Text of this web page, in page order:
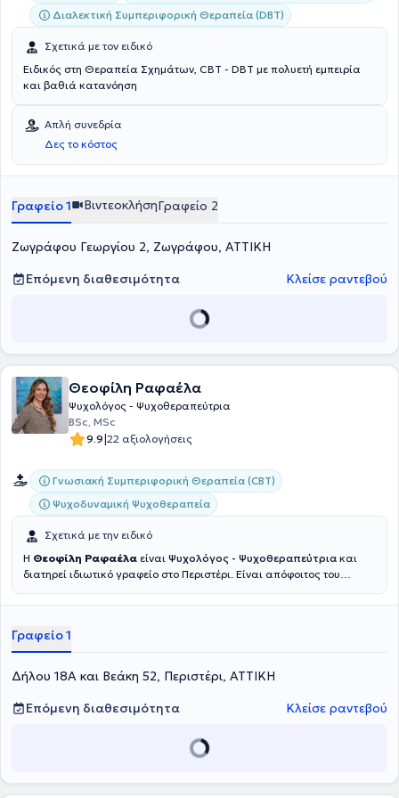
Κρίσεις Πανικού - Φοβίες.
Διαλεκτική Συμπεριφορική Θεραπεία (DBT)
Σχετικά με τον ειδικό
Ειδικός στη Θεραπεία Σχημάτων, CBT - DBT με πολυετή εμπειρία
και βαθιά κατανόηση
Απλή συνεδρία
Δες το κόστος
Γραφείο 1 ΒιντεοκλήσηΓραφείο 2
Ζωγράφου Γεωργίου 2, Ζωγράφου, ΑΤΤΙΚΗ
Επόμενη διαθεσιμότητα
Κλείσε ραντεβού
Θεοφίλη Ραφαέλα
Ψυχολόγος - Ψυχοθεραπεύτρια
BSc, MSc
9.9|22 αξιολογήσεις
Γνωσιακή Συμπεριφορική Θεραπεία (CBT)
Ψυχοδυναμική Ψυχοθεραπεία
Σχετικά με την ειδικό
Η Θεοφίλη Ραφαέλα είναι Ψυχολόγος - Ψυχοθεραπεύτρια και
διατηρεί ιδιωτικό γραφείο στο Περιστέρι. Είναι απόφοιτος του
Θεσσαλονίκης (ΑΠΘ) και στη παρούσα περίοδο παρακολουθεί το
εφήβων"στο European University Cyprus. Εχεί εργαστεί ως
Ψυχολόγος στο Γενικό Νοσοκομείο Θεσσαλονίκης Γ. Παπανικολάου
και στην εταιρία Trekking Hellas. Τέλος, η ειδικός είναι ενεργό μέλος
του Συλλόγου Ελλήνων Ψυχολόγων (ΣΕΨ) από το 2021.
Γραφείο 1
Δήλου 18Α και Βεάκη 52, Περιστέρι, ΑΤΤΙΚΗ
Επόμενη διαθεσιμότητα
Κλείσε ραντεβού